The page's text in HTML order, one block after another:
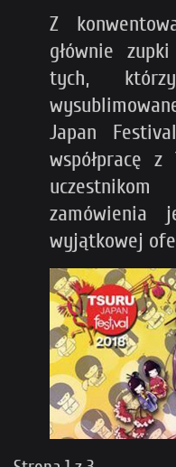
Z
głównie
tych,
Japan
współpracę
zamówienia
wyjątkowej